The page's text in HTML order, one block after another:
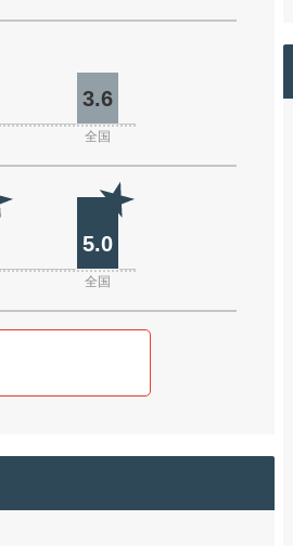
3.6
全国
5.0
全国